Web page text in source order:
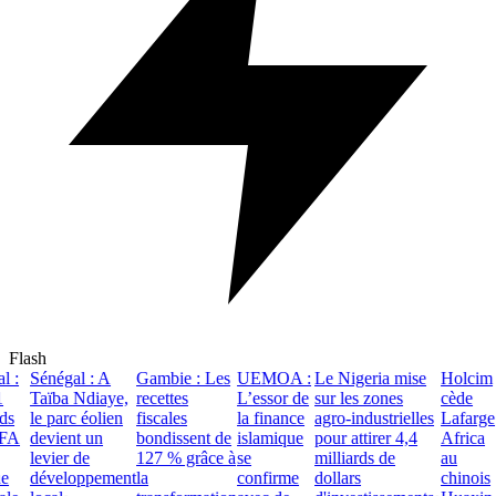
Flash
: Sénégal : A
Taïba Ndiaye,
le parc éolien
devient un
levier de
développement
Gambie : Les
recettes
fiscales
bondissent de
127 % grâce à
la
UEMOA :
L’essor de
la finance
islamique
se
confirme
Le Nigeria mise
sur les zones
agro-industrielles
pour attirer 4,4
milliards de
dollars
Holcim
cède
Lafarge
Africa
au
chinois